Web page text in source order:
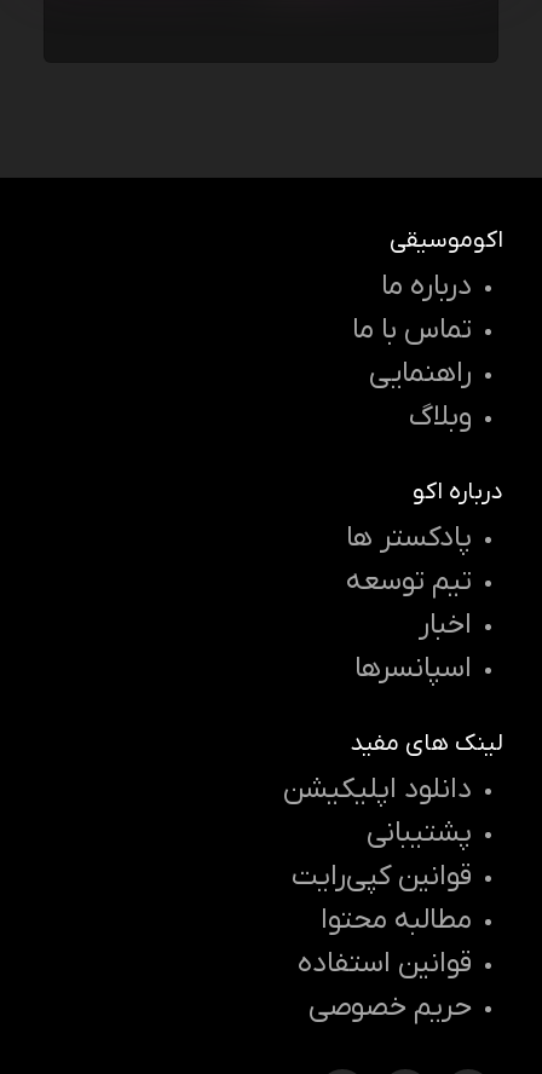
اکوموسیقی
درباره ما
تماس با ما
راهنمایی
وبلاگ
درباره اکو
پادکستر ها
تیم توسعه
اخبار
اسپانسرها
لینک های مفید
دانلود اپلیکیشن
پشتیبانی
قوانین کپی‌رایت
مطالبه محتوا
قوانین استفاده
حریم خصوصی